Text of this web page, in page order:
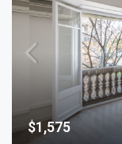
$1,575